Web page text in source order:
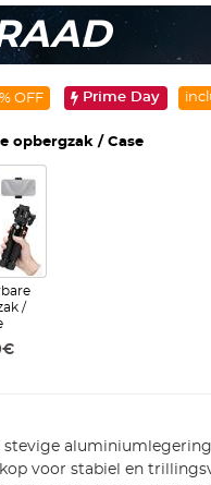
OFF Prime Day
opbergzak / Case
/
stevige
voor stabiel en